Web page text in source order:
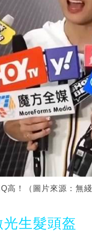
高！（圖片來源：無綫
生髮頭盔